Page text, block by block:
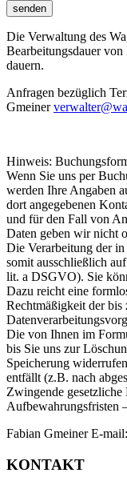
senden
Die Verwaltung des
Bearbeitungsdauer
dauern.
Anfragen bezüglich
Gmeiner
Hinweis:
Wenn Sie uns per
werden Ihre Angaben
dort angegebenen
und für den Fall von
Daten geben wir nicht
Die Verarbeitung der
somit ausschließlich
lit. a DSGVO). Sie
Dazu reicht eine
Rechtmäßigkeit der
Die von Ihnen im
bis Sie uns zur
Speicherung
entfällt (z.B. nach
Zwingende gesetzliche
Aufbewahrungsfristen
Fabian Gmeiner E-mail:
KONTAKT